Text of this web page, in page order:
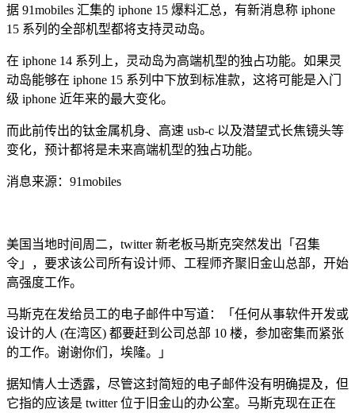
据 91mobiles 汇集的 iphone 15 爆料汇总，有新消息称 iphone
15 系列的全部机型都将支持灵动岛。
在 iphone 14 系列上，灵动岛为高端机型的独占功能。如果灵
动岛能够在 iphone 15 系列中下放到标准款，这将可能是入门
级 iphone 近年来的最大变化。
而此前传出的钛金属机身、高速 usb-c 以及潜望式长焦镜头等
变化，预计都将是未来高端机型的独占功能。
消息来源：91mobiles
美国当地时间周二，twitter 新老板马斯克突然发出「召集
令」，要求该公司所有设计师、工程师齐聚旧金山总部，开始
高强度工作。
马斯克在发给员工的电子邮件中写道：「任何从事软件开发或
设计的人 (在湾区) 都要赶到公司总部 10 楼，参加密集而紧张
的工作。谢谢你们，埃隆。」
据知情人士透露，尽管这封简短的电子邮件没有明确提及，但
它指的应该是 twitter 位于旧金山的办公室。马斯克现在正在